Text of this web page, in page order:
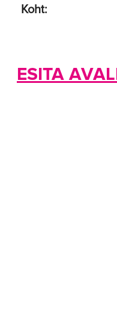
Koht:
ESITA